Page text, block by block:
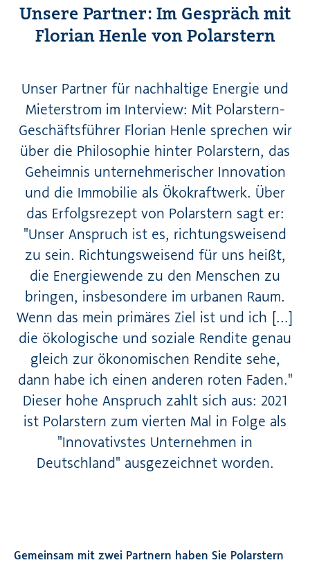
Unsere Partner: Im Gespräch mit
Florian Henle von Polarstern
Unser Partner für nachhaltige Energie und
Mieterstrom im Interview: Mit Polarstern-
Geschäftsführer Florian Henle sprechen wir
über die Philosophie hinter Polarstern, das
Geheimnis unternehmerischer Innovation
und die Immobilie als Ökokraftwerk. Über
das Erfolgsrezept von Polarstern sagt er:
"Unser Anspruch ist es, richtungsweisend
zu sein. Richtungsweisend für uns heißt,
die Energiewende zu den Menschen zu
bringen, insbesondere im urbanen Raum.
Wenn das mein primäres Ziel ist und ich [...]
die ökologische und soziale Rendite genau
gleich zur ökonomischen Rendite sehe,
dann habe ich einen anderen roten Faden."
Dieser hohe Anspruch zahlt sich aus: 2021
ist Polarstern zum vierten Mal in Folge als
"Innovativstes Unternehmen in
Deutschland" ausgezeichnet worden.
Gemeinsam mit zwei Partnern haben Sie Polarstern